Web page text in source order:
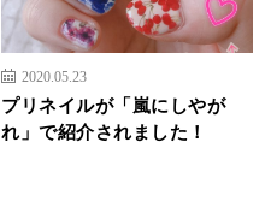
2020.05.23
プリネイルが「嵐にしやが
れ」で紹介されました！